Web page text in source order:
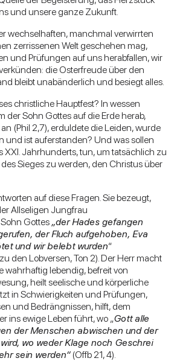
und unsere ganze Zukunft.
wechselhaften, manchmal verwirrten
zerrissenen Welt geschehen mag,
und Prüfungen auf uns herabfallen, wir
die Osterfreude über den
bleibt unabänderlich und besiegt alles.
christliche Hauptfest? In wessen
der Sohn Gottes auf die Erde herab,
(Phil 2,7), erduldete die Leiden, wurde
und ist auferstanden? Und was sollen
XXI. Jahrhunderts, tun, um tatsächlich zu
Sieges zu werden, den Christus über
auf diese Fragen. Sie bezeugt,
Allseligen Jungfrau
Gottes „der Hades gefangen
der Fluch aufgehoben, Eva
und wir belebt wurden“
den Lobversen, Ton 2). Der Herr macht
wahrhaftig lebendig, befreit von
heilt seelische und körperliche
in Schwierigkeiten und Prüfungen,
und Bedrängnissen, hilft, dem
ins ewige Leben führt, wo „Gott alle
der Menschen abwischen und der
wo weder Klage noch Geschrei
sein werden“(Offb 21, 4).